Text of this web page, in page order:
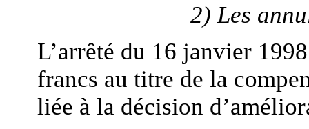
2) Les
L’arrêté du 16 janvier
francs au titre de la
liée à la décision